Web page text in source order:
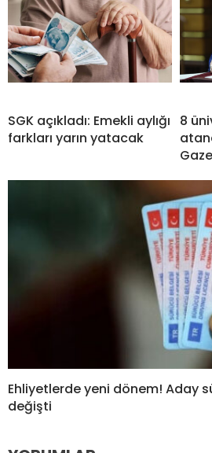
SGK açıkladı: Emekli aylığı
farkları yarın yatacak
8
Ehliyetlerde yeni dönem! Aday
değişti